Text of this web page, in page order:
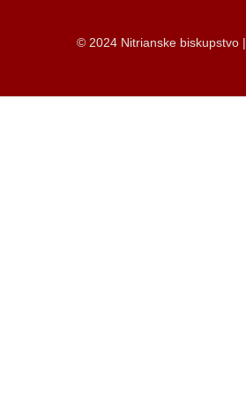
© 2024 Nitrianske biskupstvo |